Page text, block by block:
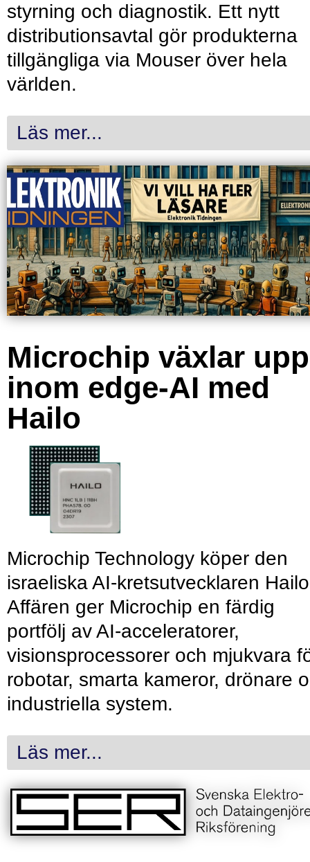
styrning och diagnostik. Ett nytt
distributionsavtal gör produkterna
tillgängliga via Mouser över hela
världen.
Läs mer...
Microchip växlar upp
inom edge-AI med
Hailo
Microchip Technology köper den
israeliska AI-kretsutvecklaren
Affären ger Microchip en färdig
portfölj av AI-acceleratorer,
visionsprocessorer och mjukvara
robotar, smarta kameror, drönare
industriella system.
Läs mer...